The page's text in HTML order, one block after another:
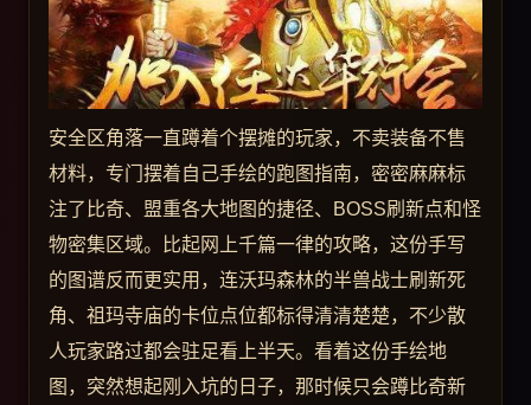
安全区角落一直蹲着个摆摊的玩家，不卖装备不售
材料，专门摆着自己手绘的跑图指南，密密麻麻标
注了比奇、盟重各大地图的捷径、BOSS刷新点和怪
物密集区域。比起网上千篇一律的攻略，这份手写
的图谱反而更实用，连沃玛森林的半兽战士刷新死
角、祖玛寺庙的卡位点位都标得清清楚楚，不少散
人玩家路过都会驻足看上半天。看着这份手绘地
图，突然想起刚入坑的日子，那时候只会蹲比奇新